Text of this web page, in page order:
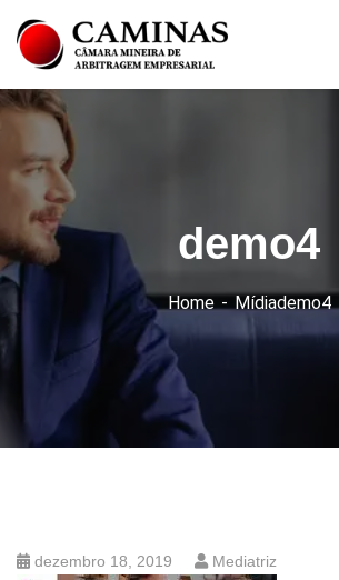
demo4
Home Mídiademo4
dezembro 18, 2019 Mediatriz